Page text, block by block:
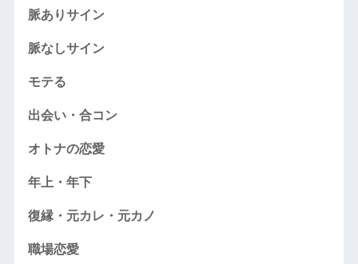
脈ありサイン
脈なしサイン
モテる
出会い・合コン
オトナの恋愛
年上・年下
復縁・元カレ・元カノ
職場恋愛